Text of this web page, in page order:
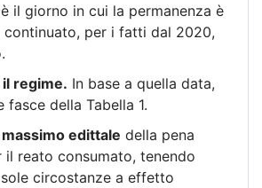
il giorno in cui la permanenza è
continuato, per i fatti dal 2020,
regime. In base a quella data,
fasce della Tabella 1.
edittale della pena
il reato consumato, tenendo
circostanze a effetto